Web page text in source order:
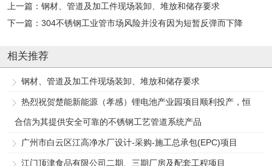
上一篇： 钢材、管道及加工件现场装卸、堆放和储存要求
下一篇： 304不锈钢工业管市场风险并没有因为短暂反弹而下降
相关推荐
钢材、管道及加工件现场装卸、堆放和储存要求
热烈祝贺楚能新能源（孝感）锂电池产业园项目顺利投产，恒
合信为其提供安全可靠的不锈钢工艺管道系统产品
广州市白云区江高净水厂设计-采购-施工总承包(EPC)项目
江门顶津食品有限公司二期、三期厂房及配套工程项目